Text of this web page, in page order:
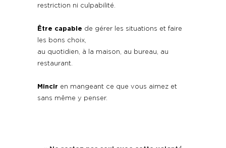
restriction ni culpabilité.
Être capable de gérer les situations et faire
les bons choix,
au quotidien, à la maison, au bureau, au
restaurant.
Mincir en mangeant ce que vous aimez et
sans même y penser.